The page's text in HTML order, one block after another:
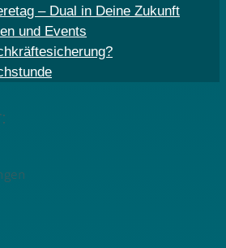
– Dual in Deine Zukunft
und Events